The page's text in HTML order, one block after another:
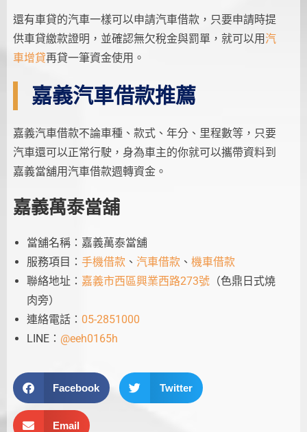
還有車貸的汽車一樣可以申請汽車借款，只要申請時提
供車貸繳款證明，並確認無欠稅金與罰單，就可以用 汽
車增貸再貸一筆資金使用。
嘉義汽車借款推薦
嘉義汽車借款不論車種、款式、年分、里程數等，只要
汽車還可以正常行駛，身為車主的你就可以攜帶資料到
嘉義當舖用汽車借款週轉資金。
嘉義萬泰當舖
當舖名稱：嘉義萬泰當舖
服務項目： 手機借款 、 汽車借款 、 機車借款
聯絡地址： 嘉義市西區興業西路273號（色鼎日式燒
肉旁）
連絡電話： 05-2851000
LINE： @eeh0165h
Facebook Twitter
Email